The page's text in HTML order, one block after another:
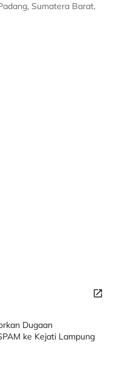
Sumatera Barat,
Dugaan
ke Kejati Lampung